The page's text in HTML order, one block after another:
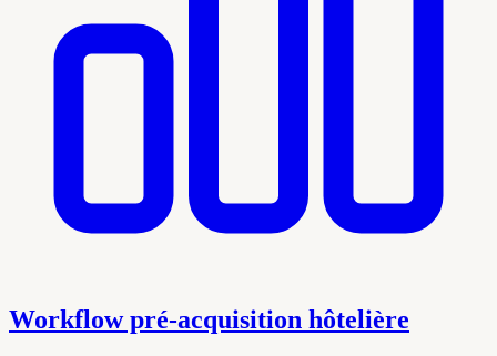
Workflow pré-acquisition hôtelière